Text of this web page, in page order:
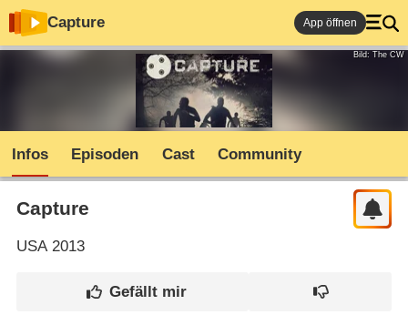
Capture App öffnen
Bild: The CW
Infos Episoden Cast Community
Capture
USA2013